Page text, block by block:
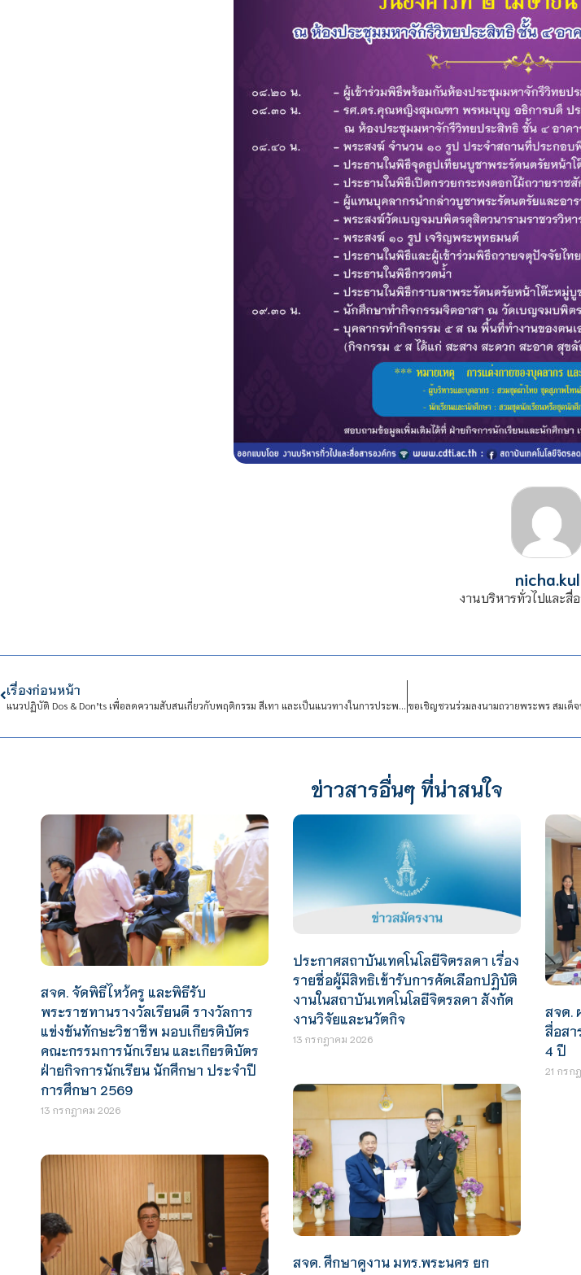
nicha.kul
งานบริหารทั่วไปและสื่
เรื่องก่อนหน้า
แนวปฏิบัติ Dos & Don’ts เพื่อลดความสับสนเกี่ยวกับพฤติกรรม สีเทา และเป็นแนวทางในการประพฤติตนทางจริยธรรม
ข่าวสารอื่นๆ ที่น่าสนใจ
สจด. จัดพิธีไหว้ครู และพิธีรับ
พระราชทานรางวัลเรียนดี รางวัลการ
แข่งขันทักษะวิชาชีพ มอบเกียรติบัตร
คณะกรรมการนักเรียน และเกียรติบัตร
ฝ่ายกิจการนักเรียน นักศึกษา ประจำปี
การศึกษา 2569
13 กรกฎาคม 2026
ประกาศสถาบันเทคโนโลยีจิตรลดา เรื่อง
รายชื่อผู้มีสิทธิเข้ารับการคัดเลือกปฏิบัติ
งานในสถาบันเทคโนโลยีจิตรลดา สังกัด
งานวิจัยและนวัตกิจ
13 กรกฎาคม 2026
สจด.
สื่อส
4 ปี
21 กรก
สจด. ศึกษาดูงาน มทร.พระนคร ยก